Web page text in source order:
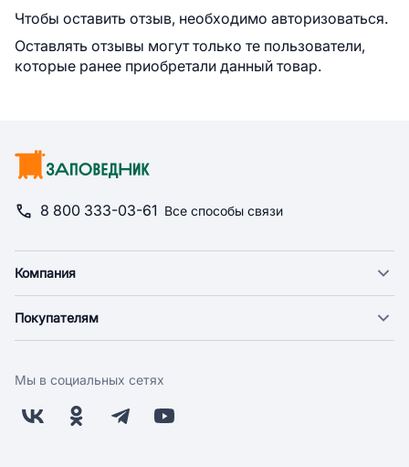
Чтобы оставить отзыв, необходимо авторизоваться.
Оставлять отзывы могут только те пользователи,
которые ранее приобретали данный товар.
8 800 333-03-61 Все способы связи
Компания
Новости
Поставщикам
Заводчикам
Покупателям
Оплата
Бонусная программа
Мы в социальных сетях